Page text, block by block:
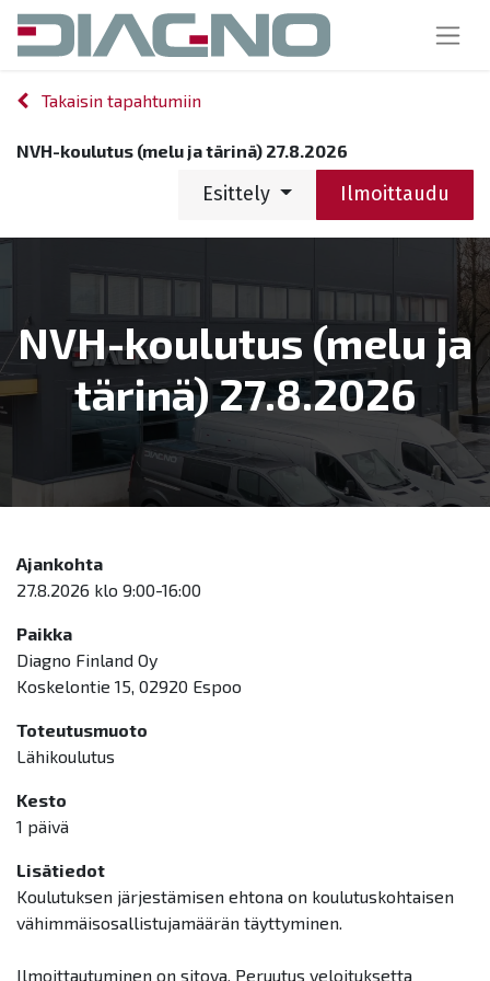
Takaisin tapahtumiin
NVH-koulutus (melu ja tärinä) 27.8.2026
Esittely Ilmoittaudu
NVH-koulutus (melu ja
tärinä) 27.8.2026
Ajankohta
27.8.2026 klo 9:00-16:00
Paikka
Diagno Finland Oy
Koskelontie 15, 02920 Espoo
Toteutusmuoto
Lähikoulutus
Kesto
1 päivä
Lisätiedot
Koulutuksen järjestämisen ehtona on koulutuskohtaisen
vähimmäisosallistujamäärän täyttyminen.
Ilmoittautuminen on sitova. Peruutus veloituksetta